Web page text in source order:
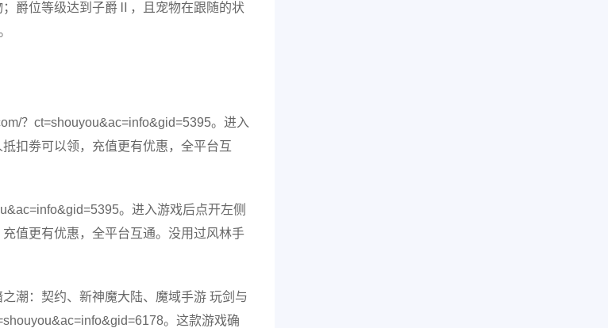
爵位等级达到子爵Ⅱ，且宠物在跟随的状
？ct=shouyou&ac=info&gid=5395。进入
扣劵可以领，充值更有优惠，全平台互
。进入游戏后点开左侧
值更有优惠，全平台互通。没用过风林手
潮：契约、新神魔大陆、魔域手游 玩剑与
。这款游戏确